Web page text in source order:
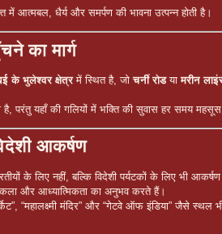
में आत्मबल, धैर्य और समर्पण की भावना उत्पन्न होती है।
का मार्ग
के भुलेश्वर क्षेत्रमें स्थित है, जोचर्नी रोडयामरीन
है, परंतु यहाँ की गलियों में भक्ति की सुवास हर समय
आकर्षण
के लिए नहीं, बल्कि विदेशी पर्यटकों के लिए भी
कला और आध्यात्मिकता का अनुभव करते हैं।
“महालक्ष्मी मंदिर” और “गेटवे ऑफ इंडिया” जैसे